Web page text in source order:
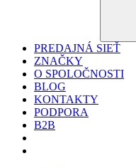
PREDAJNÁ SIEŤ
ZNAČKY
O SPOLOČNOSTI
BLOG
KONTAKTY
PODPORA
B2B